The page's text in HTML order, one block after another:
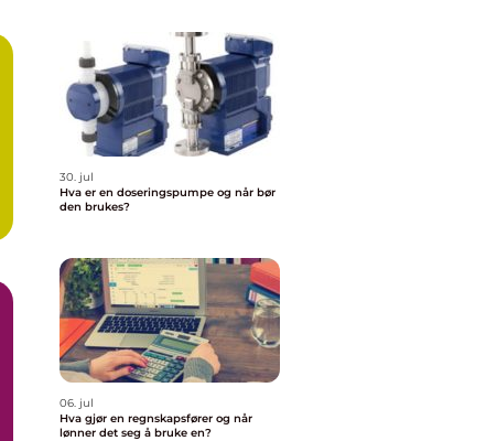
30. jul
Hva er en doseringspumpe og når bør
den brukes?
06. jul
Hva gjør en regnskapsfører og når
lønner det seg å bruke en?